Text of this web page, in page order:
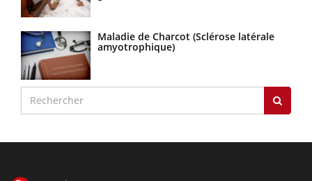
Maladie de Charcot (Sclérose latérale
amyotrophique)